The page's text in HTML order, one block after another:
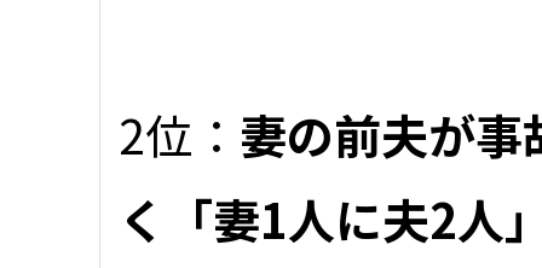
2位： 妻の前夫が
く「妻1人に夫2人